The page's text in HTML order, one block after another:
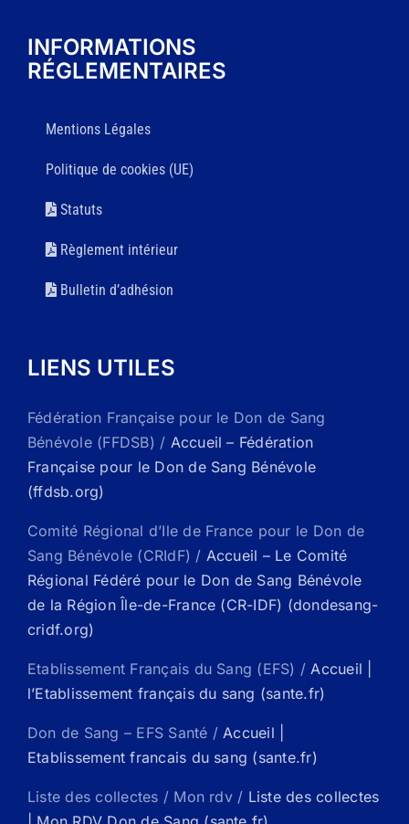
INFORMATIONS
RÉGLEMENTAIRES
Mentions Légales
Politique de cookies (UE)
Statuts
Règlement intérieur
Bulletin d’adhésion
LIENS UTILES
Fédération Française pour le Don de Sang
Bénévole (FFDSB) / Accueil – Fédération
Française pour le Don de Sang Bénévole
(ffdsb.org)
Comité Régional d’Ile de France pour le Don de
Sang Bénévole (CRIdF) / Accueil – Le Comité
Régional Fédéré pour le Don de Sang Bénévole
de la Région Île-de-France (CR-IDF) (dondesang-
cridf.org)
Etablissement Français du Sang (EFS) /Accueil |
l’Etablissement français du sang (sante.fr)
Don de Sang – EFS Santé /Accueil |
Etablissement francais du sang (sante.fr)
Liste des collectes / Mon rdv / Liste des collectes